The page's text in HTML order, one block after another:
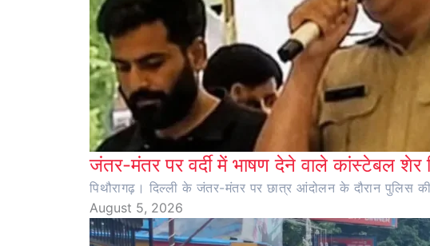
जंतर-मंतर पर वर्दी में भाषण देने वाले कांस्टेबल शेर
पिथौरागढ़। दिल्ली के जंतर-मंतर पर छात्र आंदोलन के दौरान पुलिस
August 5, 2026